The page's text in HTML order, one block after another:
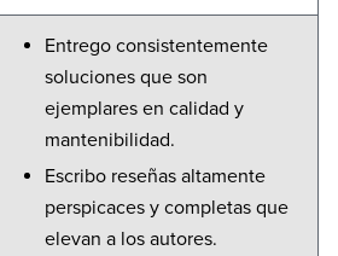
Entrego consistentemente
soluciones que son
ejemplares en calidad y
mantenibilidad.
Escribo reseñas altamente
perspicaces y completas que
elevan a los autores.